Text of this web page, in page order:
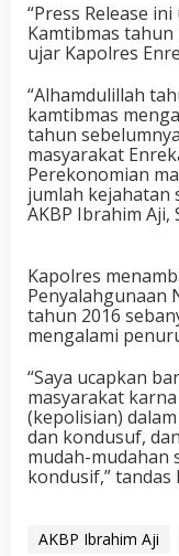
“Press Release
Kamtibmas tahun
ujar Kapolres
“Alhamdulillah
kamtibmas
tahun
masyarakat
Perekonomian
jumlah kejahatan
AKBP Ibrahim Aji,
Kapolres
Penyalahgunaan
tahun 2016
mengalami
“Saya ucapkan
masyarakat
(kepolisian)
dan kondusuf,
mudah-mudahan
kondusif,” tandas
AKBP Ibrahim Aji